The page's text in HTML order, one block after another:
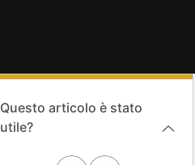
Questo articolo è stato
utile?